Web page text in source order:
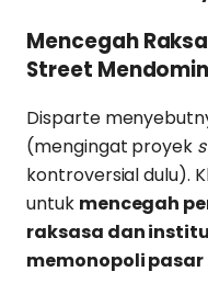
Mencegah
Street
Disparte
(mengingat proyek
kontroversial dulu).
untuk mencegah
raksasa dan
memonopoli pasar